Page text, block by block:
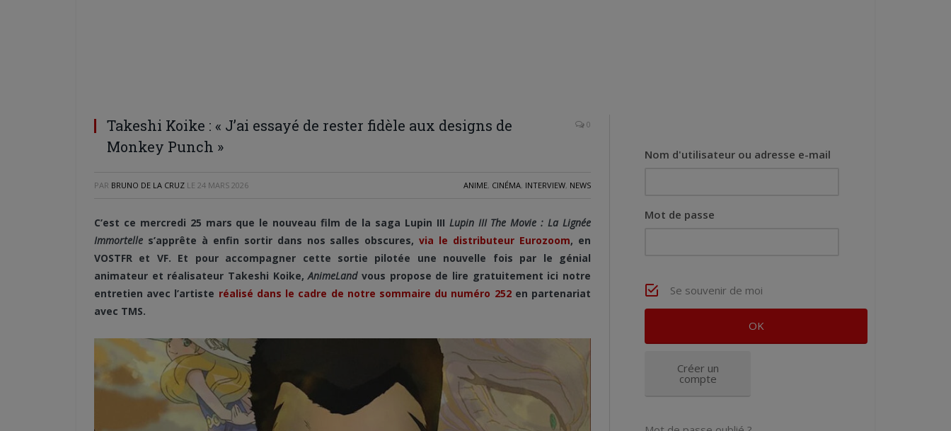
Takeshi Koike : « J’ai essayé de rester fidèle aux designs de
Monkey Punch »
0
PAR BRUNO DE LA CRUZ LE 24 MARS 2026 ANIME, CINÉMA, INTERVIEW, NEWS
C’est ce mercredi 25 mars que le nouveau film de la saga Lupin III Lupin III The Movie : La Lignée
Immortelle s’apprête à enfin sortir dans nos salles obscures,via le distributeur Eurozoom, en
VOSTFR et VF. Et pour accompagner cette sortie pilotée une nouvelle fois par le génial
animateur et réalisateur Takeshi Koike,AnimeLandvous propose de lire gratuitement ici notre
entretien avec l’artiste réalisé dans le cadre de notre sommaire du numéro 252en partenariat
avec TMS.
Nom d'utilisateur ou adresse e-mail
Mot de passe
Se souvenir de moi
Créer un
compte